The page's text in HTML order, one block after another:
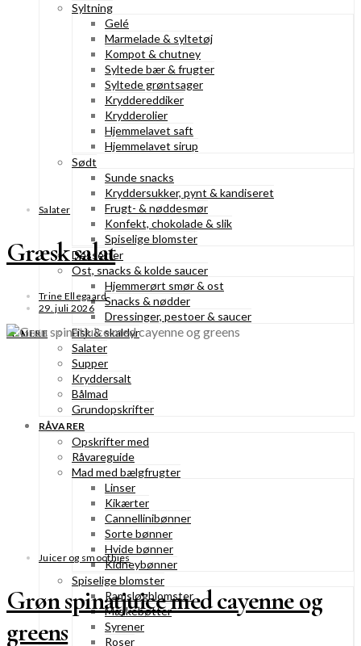
Syltning
Gelé
Marmelade & syltetøj
Kompot & chutney
Syltede bær & frugter
Syltede grøntsager
Kryddereddiker
Krydderolier
Hjemmelavet saft
Hjemmelavet sirup
Sødt
Sunde snacks
Kryddersukker, pynt & kandiseret
Frugt- & nøddesmør
Konfekt, chokolade & slik
Spiselige blomster
Desserter
Ost, snacks & kolde saucer
Hjemmerørt smør & ost
Snacks & nødder
Dressinger, pestoer & saucer
Fisk & skaldyr
Salater
Supper
Kryddersalt
Bålmad
Grundopskrifter
RÅVARER
Opskrifter med
Råvareguide
Mad med bælgfrugter
Linser
Kikærter
Cannellinibønner
Sorte bønner
Hvide bønner
Kidneybønner
Spiselige blomster
Ramsløgblomster
Mælkebøtter
Syrener
Roser
Salater
Græsk salat
Trine Ellegaard
29. juli 2026
SE MERE
Juicer og smoothies
Grøn spinatjuice med cayenne og
greens